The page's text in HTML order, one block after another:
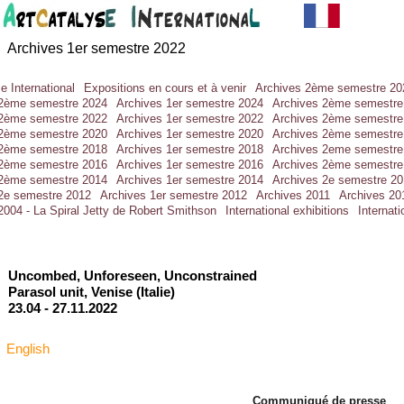
Uncombed, Unforeseen, Unconstrained
Parasol unit, Venise (Italie)
23.04 - 27.11.2022
Communiqué de presse
English
Archives 1er semestre 2022
International Expositions en cours et à venir
Archives 2ème semestre
semestre 2024
Archives 1er semestre 2024
Archives 2ème
semestre 2022
Archives 1er semestre 2022
Archives 2ème
semestre 2020
Archives 1er semestre 2020
Archives 2ème
semestre 2018
Archives 1er semestre 2018
Archives 2eme
semestre 2016
Archives 1er semestre 2016
Archives 2ème
semestre 2014
Archives 1er semestre 2014
Archives 2e semestre
semestre 2012
Archives 1er semestre 2012 Archives 2011
Archives
- La Spiral Jetty de Robert Smithson
International exhibitions